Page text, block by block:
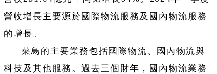
營收增長主要源於國際物流服務及國內物流服務
的增長。
菜鳥的主要業務包括國際物流、國內物流與
科技及其他服務。過去三個財年，國內物流業務